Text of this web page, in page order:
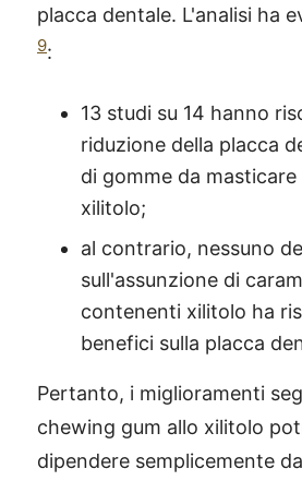
placca dentale. L'analisi ha
9:
13 studi su 14 hanno
riduzione della placca
di gomme da
xilitolo;
al contrario, nessuno
sull'assunzione di
contenenti xilitolo ha
benefici sulla placca
Pertanto, i miglioramenti
chewing gum allo xilitolo
dipendere semplicemente